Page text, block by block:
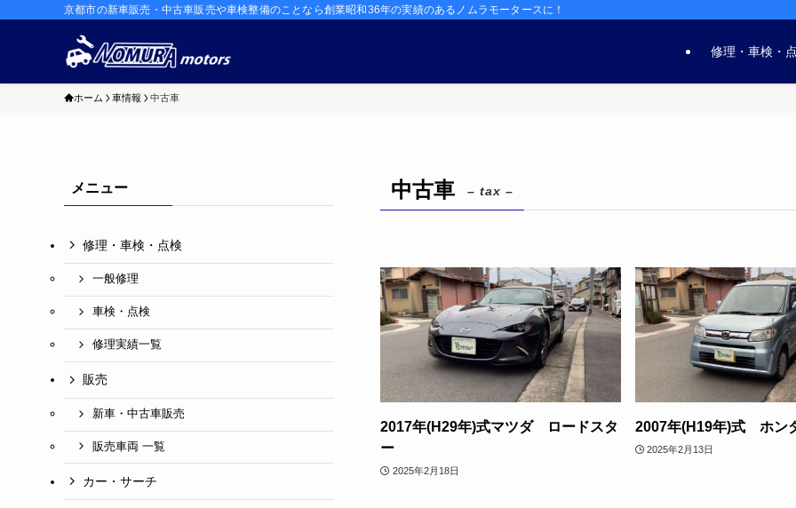
京都市の新車販売・中古車販売や車検整備のことなら創業昭和36年の実績のあるノムラモータースに！
修理・車検・
ホーム 車情報 中古車
中古車 – tax –
2017年(H29年)式マツダ ロードスタ
ー
2025年2月18日
2007年(H19年)式 ホン
2025年2月13日
メニュー
修理・車検・点検
一般修理
車検・点検
修理実績一覧
販売
新車・中古車販売
販売車両 一覧
カー・サーチ